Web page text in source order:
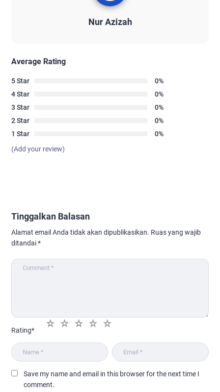
Nur Azizah
Average Rating
5 Star
0%
4 Star
0%
3 Star
0%
2 Star
0%
1 Star
0%
(Add your review)
Tinggalkan Balasan
Alamat email Anda tidak akan dipublikasikan. Ruas yang wajib
ditandai*
Rating*
Save my name and email in this browser for the next time I
comment.